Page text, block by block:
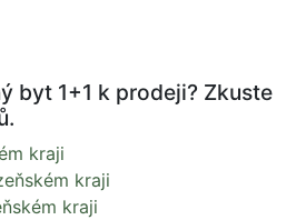
byt 1+1 k prodeji? Zkuste
kraji
kraji
kraji